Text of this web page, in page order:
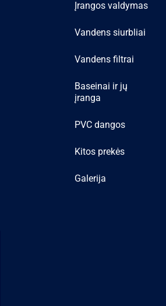
Įrangos valdymas
Vandens siurbliai
Vandens filtrai
Baseinai ir jų
įranga
PVC dangos
Kitos prekės
Galerija